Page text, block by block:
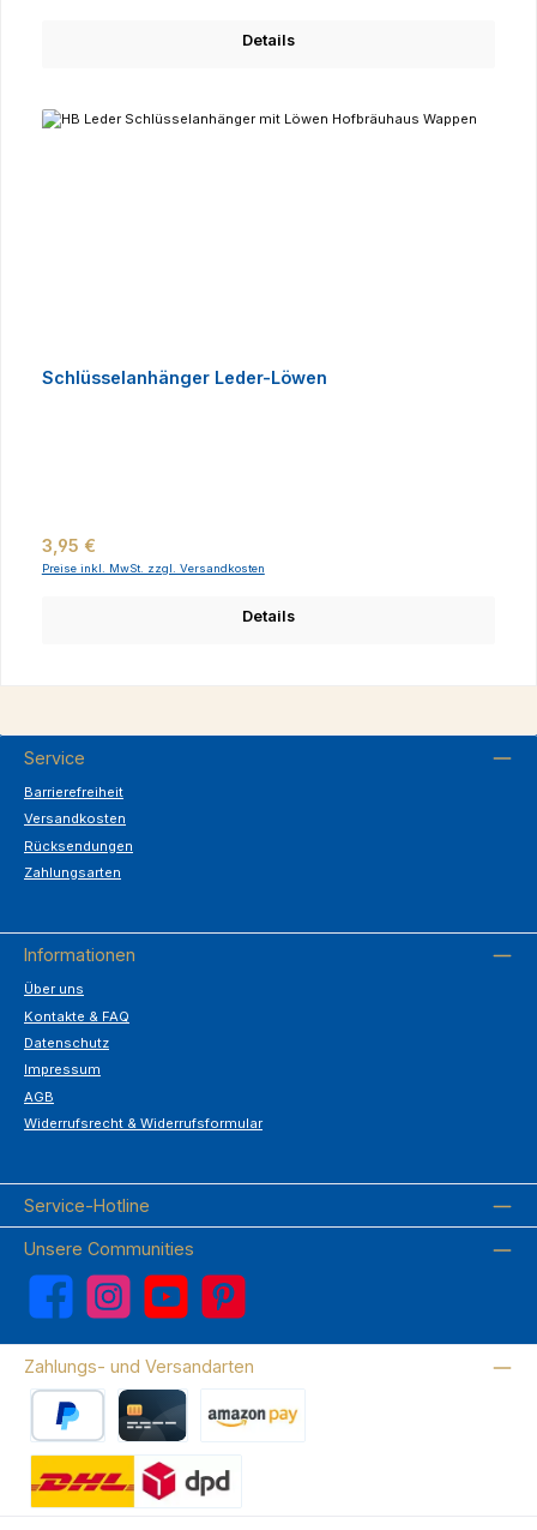
Details
Schlüsselanhänger Leder-Löwen
Regulärer Preis:
3,95 €
Preise inkl. MwSt. zzgl. Versandkosten
Details
Service
Barrierefreiheit
Versandkosten
Rücksendungen
Zahlungsarten
Informationen
Über uns
Kontakte & FAQ
Datenschutz
Impressum
AGB
Widerrufsrecht & Widerrufsformular
Service-Hotline
Unsere Communities
Facebook Instagram YouTube Pinterest
Zahlungs- und Versandarten